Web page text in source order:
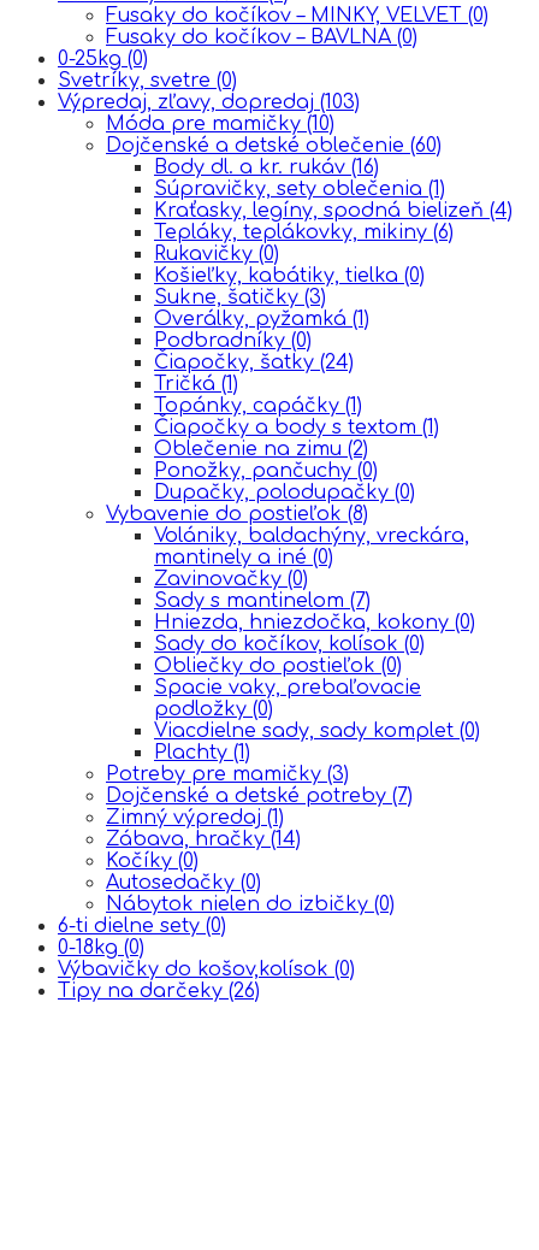
Fusaky do kočíkov – MINKY, VELVET (0)
Fusaky do kočíkov – BAVLNA (0)
0-25kg (0)
Svetríky, svetre (0)
Výpredaj, zľavy, dopredaj (103)
Móda pre mamičky (10)
Dojčenské a detské oblečenie (60)
Body dl. a kr. rukáv (16)
Súpravičky, sety oblečenia (1)
Kraťasky, legíny, spodná bielizeň (4)
Tepláky, teplákovky, mikiny (6)
Rukavičky (0)
Košieľky, kabátiky, tielka (0)
Sukne, šatičky (3)
Overálky, pyžamká (1)
Podbradníky (0)
Čiapočky, šatky (24)
Tričká (1)
Topánky, capáčky (1)
Čiapočky a body s textom (1)
Oblečenie na zimu (2)
Ponožky, pančuchy (0)
Dupačky, polodupačky (0)
Vybavenie do postieľok (8)
Volániky, baldachýny, vreckára,
mantinely a iné (0)
Zavinovačky (0)
Sady s mantinelom (7)
Hniezda, hniezdočka, kokony (0)
Sady do kočíkov, kolísok (0)
Obliečky do postieľok (0)
Spacie vaky, prebaľovacie
podložky (0)
Viacdielne sady, sady komplet (0)
Plachty (1)
Potreby pre mamičky (3)
Dojčenské a detské potreby (7)
Zimný výpredaj (1)
Zábava, hračky (14)
Kočíky (0)
Autosedačky (0)
Nábytok nielen do izbičky (0)
6-ti dielne sety (0)
0-18kg (0)
Výbavičky do košov,kolísok (0)
Tipy na darčeky (26)